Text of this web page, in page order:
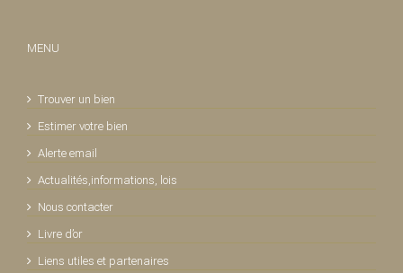
MENU
Trouver un bien
Estimer votre bien
Alerte email
Actualités,informations, lois
Nous contacter
Livre d’or
Liens utiles et partenaires